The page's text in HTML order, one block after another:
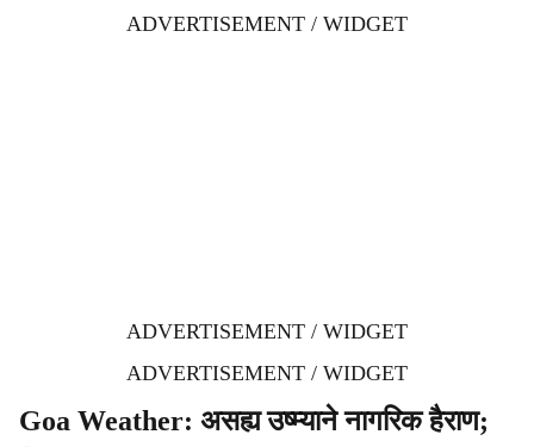
ADVERTISEMENT / WIDGET
ADVERTISEMENT / WIDGET
ADVERTISEMENT / WIDGET
Goa Weather: असह्य उष्म्याने नागरिक हैराण;